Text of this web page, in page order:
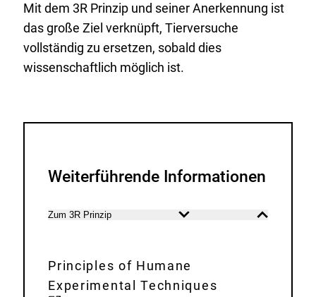
Mit dem 3R Prinzip und seiner Anerkennung ist
das große Ziel verknüpft, Tierversuche
vollständig zu ersetzen, sobald dies
wissenschaftlich möglich ist.
Weiterführende Informationen
Zum 3R Prinzip
Inhalt
Inhalt
E
Principles of Humane
Experimental Techniques